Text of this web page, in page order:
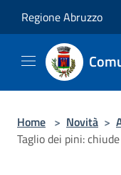
Regione Abruzzo
Home > Novità >
Taglio dei pini: